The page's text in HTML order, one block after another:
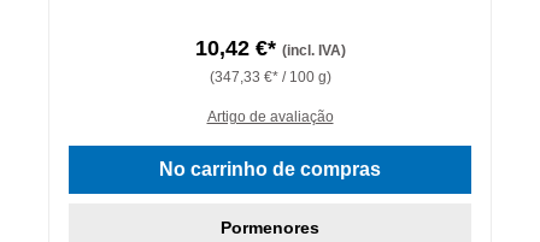
10,42 €* (incl. IVA)
(347,33 €* / 100 g)
Artigo de avaliação
No carrinho de compras
Pormenores